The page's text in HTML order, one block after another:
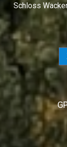
Schloss